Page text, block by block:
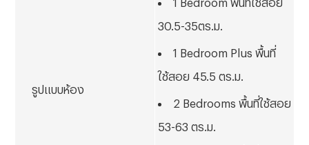
รูปแบบห้อง
30.5-35ตร.ม.
1 Bedroom Plus พื้นที่
ใช้สอย 45.5 ตร.ม.
2 Bedrooms พื้นที่ใช้สอย
53-63 ตร.ม.